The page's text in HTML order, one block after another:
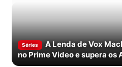
Séries
A Lenda de Vox
no Prime Video e supera os